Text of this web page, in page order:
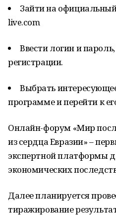
Зайти на
live.com
Ввести логин и
регистрации.
Выбрать
программе и перейти к
Онлайн-форум «Мир
из сердца Евразии» –
экспертной платформы
экономических
Далее планируется
тиражирование